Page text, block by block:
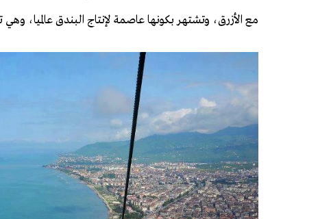
مع الأزرق، وتشتهر بكونها عاصمة لإنتاج البندق عالميا،